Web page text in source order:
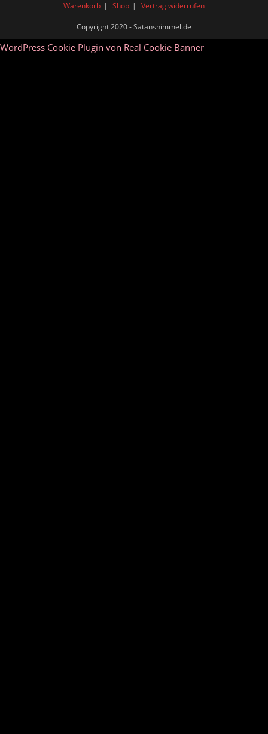
Warenkorb
Shop Vertrag widerrufen
Copyright 2020 - Satanshimmel.de
WordPress Cookie Plugin von Real Cookie Banner